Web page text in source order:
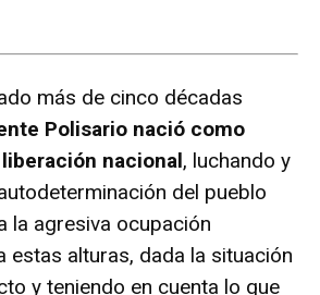
más de cinco décadas
Polisario nació como
nacional, luchando y
del pueblo
la agresiva ocupación
estas alturas, dada la situación
y teniendo en cuenta lo que